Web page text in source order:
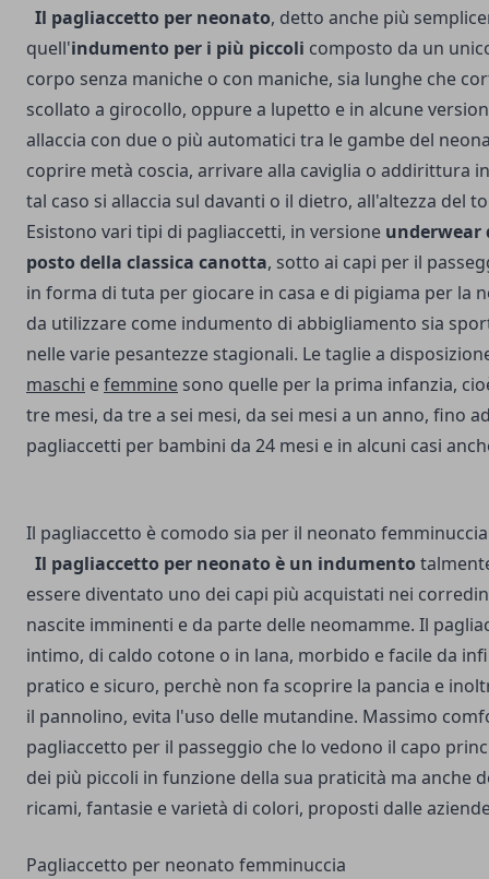
Il pagliaccetto per neonato, detto anche più
quell'indumento per i più piccoli composto da un
corpo senza maniche o con maniche, sia lunghe che
scollato a girocollo, oppure a lupetto e in alcune
allaccia con due o più automatici tra le gambe del
coprire metà coscia, arrivare alla caviglia o addirittura
tal caso si allaccia sul davanti o il dietro, all'altezza del
Esistono vari tipi di pagliaccetti, in versione underwear
posto della classica canotta, sotto ai capi per il
in forma di tuta per giocare in casa e di pigiama per la
da utilizzare come indumento di abbigliamento sia
nelle varie pesantezze stagionali. Le taglie a
maschi efemmine sono quelle per la prima infanzia,
tre mesi, da tre a sei mesi, da sei mesi a un anno, fino
pagliaccetti per bambini da 24 mesi e in alcuni casi
Il pagliaccetto è comodo sia per il neonato
Il pagliaccetto per neonato è un indumento
essere diventato uno dei capi più acquistati nei
nascite imminenti e da parte delle neomamme. Il
intimo, di caldo cotone o in lana, morbido e facile da
pratico e sicuro, perchè non fa scoprire la pancia e
il pannolino, evita l'uso delle mutandine. Massimo
pagliaccetto per il passeggio che lo vedono il capo
dei più piccoli in funzione della sua praticità ma anche
ricami, fantasie e varietà di colori, proposti dalle
Pagliaccetto per neonato femminuccia